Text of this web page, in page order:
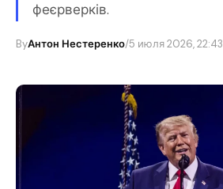
феєрверків.
ByАнтон Нестеренко/5 июля 2026, 22:43